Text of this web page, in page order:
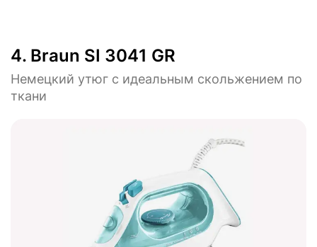
4. Braun SI 3041 GR
Немецкий утюг с идеальным скольжением по
ткани